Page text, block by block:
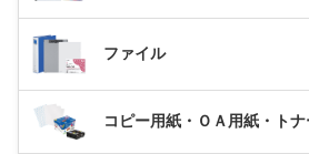
ファイル
コピー用紙・ＯＡ用紙・ト